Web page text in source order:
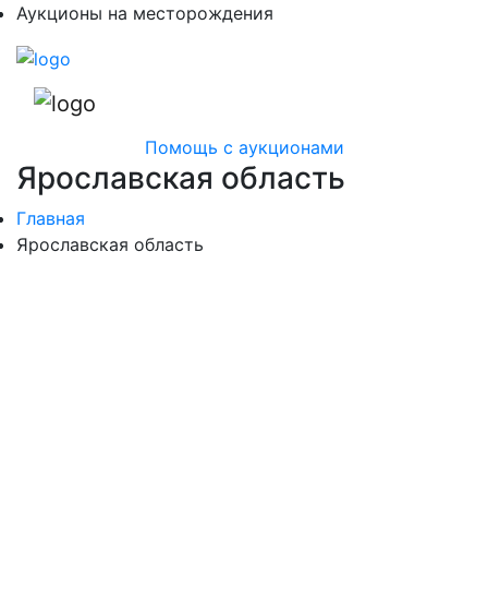
Аукционы на месторождения
Помощь с аукционами
Ярославская область
Главная
Ярославская область